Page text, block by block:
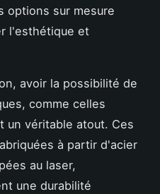
options sur mesure
l'esthétique et
avoir la possibilité de
comme celles
un véritable atout. Ces
à partir d'acier
au laser,
une durabilité